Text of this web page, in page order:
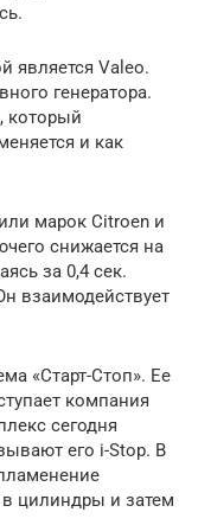
является Valeo.
генератора.
который
и как
марок Citroen и
снижается на
за 0,4 сек.
взаимодействует
«Старт-Стоп». Ее
компания
сегодня
его i-Stop. В
в цилиндры и затем